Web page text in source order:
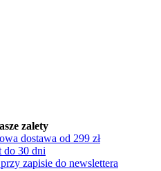
zalety
dostawa od 299 zł
do 30 dni
zapisie do newslettera